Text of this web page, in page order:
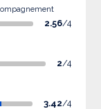
2.56/4
2/4
3.42/4